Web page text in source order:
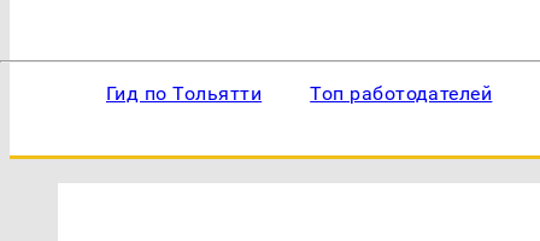
Гид по Тольятти Топ работодателей